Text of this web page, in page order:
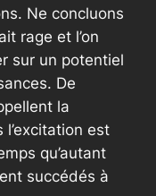
Ne concluons
rage et l’on
sur un potentiel
De
la
est
qu’autant
succédés à